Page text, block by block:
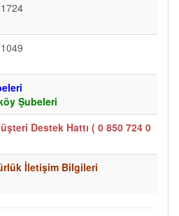
Şubeleri
Destek Hattı ( 0 850 724 0
İletişim Bilgileri